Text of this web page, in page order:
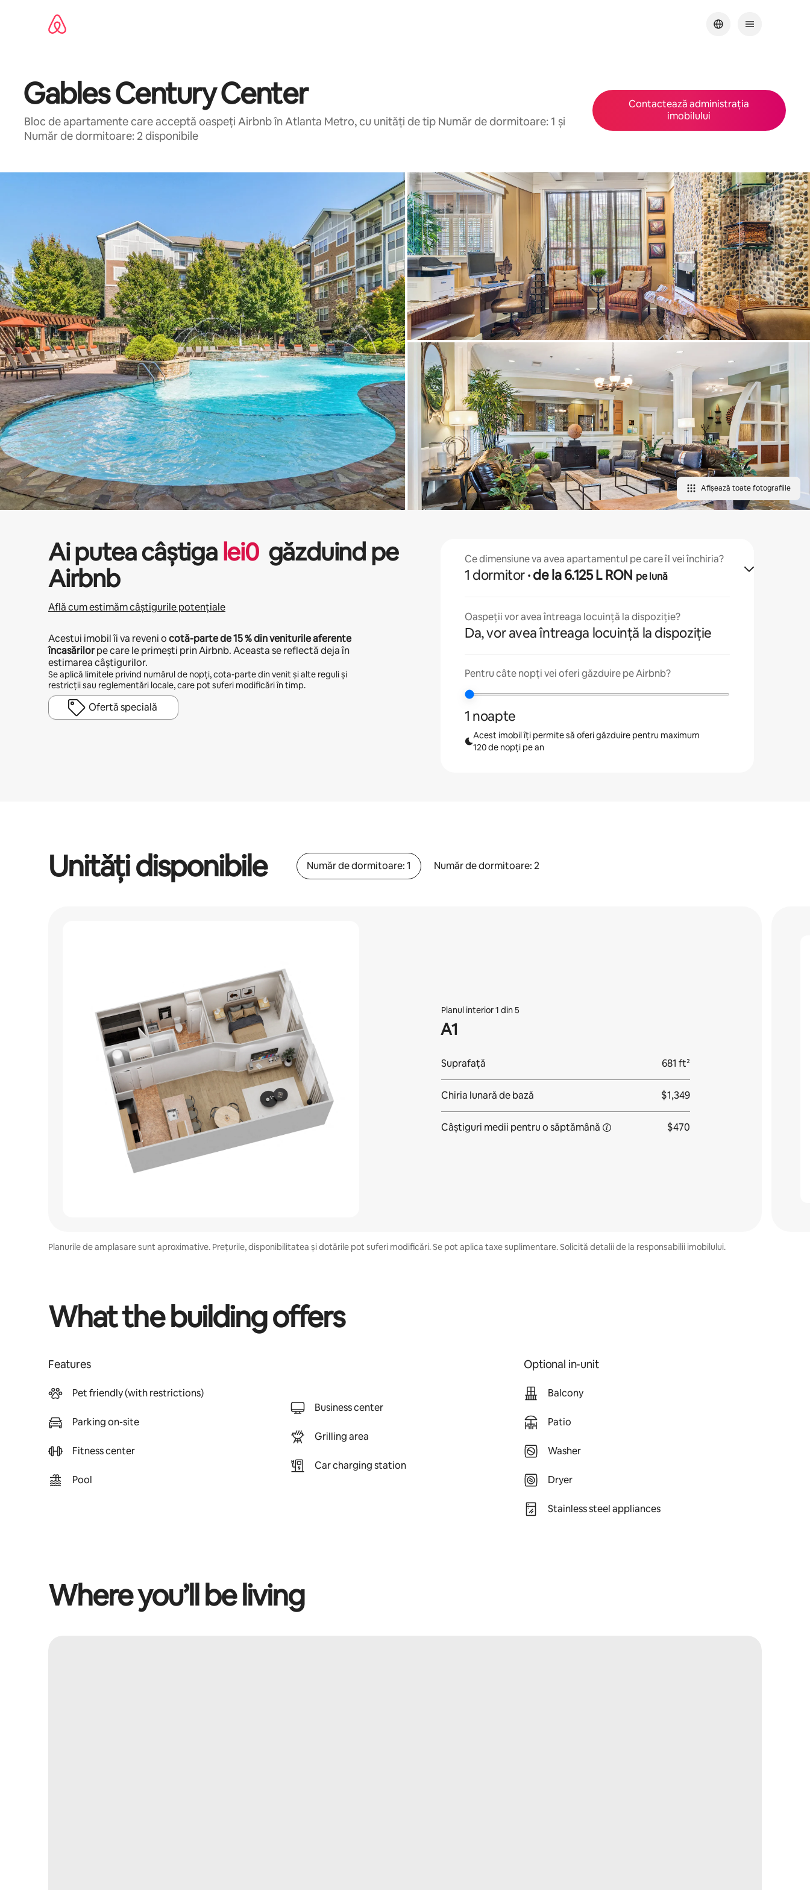
Gables Century Center
Bloc de apartamente care acceptă oaspeți Airbnb în Atlanta Metro, cu unități de tip Număr de dormitoare: 1 și
Număr de dormitoare: 2 disponibile
Contactează administrația
imobilului
Afișează toate fotografiile
Ai putea câștigalei0 găzduind pe
Airbnb
Află cum estimăm câștigurile potențiale
Acestui imobil îi va reveni ocotă-parte de15 %din veniturile aferente
încasărilorpe care le primești prin Airbnb. Aceasta se reflectă deja în
estimarea câștigurilor.
Se aplică limitele privind numărul de nopți, cota-parte din venit și alte reguli și
restricții sau reglementări locale, care pot suferi modificări în timp.
Ofertă specială
Ce dimensiune va avea apartamentul pe care îl vei închiria?
1 dormitor · de la 6.125 L RON pe lună
Oaspeții vor avea întreaga locuință la dispoziție?
Da, vor avea întreaga locuință la dispoziție
Pentru câte nopți vei oferi găzduire pe Airbnb?
1 noapte
Acest imobil îți permite să oferi găzduire pentru maximum
120 de nopți pe an
Unități disponibile Număr de dormitoare: 1 Număr de dormitoare: 2
Planul interior 1 din 5
A1
Suprafață 681 ft²
Chiria lunară de bază $1,349
Câștiguri medii pentruo săptămână $470
Planurile de amplasare sunt aproximative. Prețurile, disponibilitatea și dotările pot suferi modificări. Se pot aplica taxe suplimentare. Solicită detalii de la responsabilii imobilului.
What the building offers
Features
Pet friendly (with restrictions)
Parking on-site
Fitness center
Pool
Business center
Grilling area
Car charging station
Optional in-unit
Balcony
Patio
Washer
Dryer
Stainless steel appliances
Where you’ll be living